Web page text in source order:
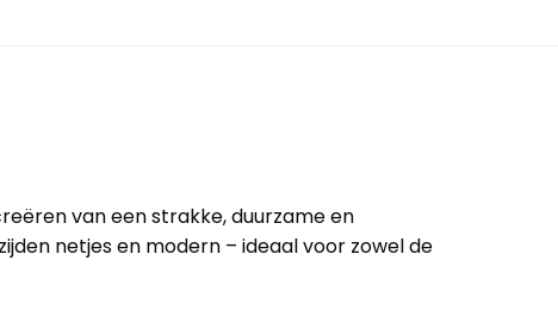
van een strakke, duurzame en
netjes en modern – ideaal voor zowel de